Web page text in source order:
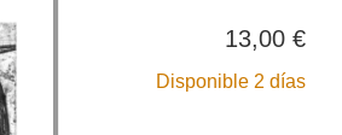
13,00 €
Disponible 2 días